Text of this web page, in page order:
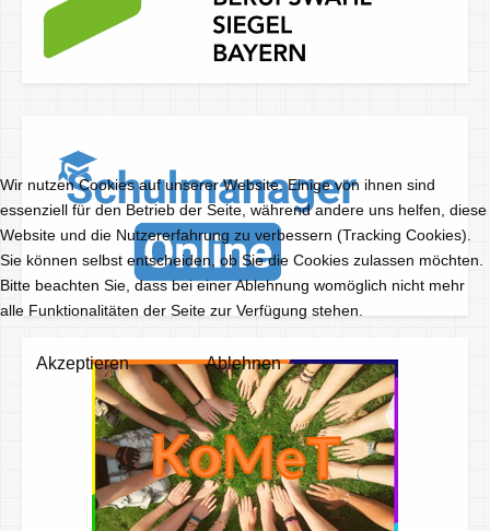
Wir nutzen Cookies auf unserer Website. Einige von ihnen sind
essenziell für den Betrieb der Seite, während andere uns helfen, diese
Website und die Nutzererfahrung zu verbessern (Tracking Cookies).
Sie können selbst entscheiden, ob Sie die Cookies zulassen möchten.
Bitte beachten Sie, dass bei einer Ablehnung womöglich nicht mehr
alle Funktionalitäten der Seite zur Verfügung stehen.
Akzeptieren Ablehnen